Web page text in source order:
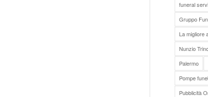
funeral
Gruppo
La migliore
Nunzio
Palermo
Pompe
Pubblicità